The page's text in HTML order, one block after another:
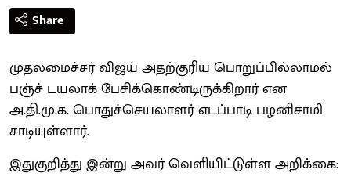
Share
முதலமைச்சர் விஜய் அதற்குரிய பொறுப்பில்லாமல்
பஞ்ச் டயலாக் பேசிக்கொண்டிருக்கிறார் என
அ.தி.மு.க. பொதுச்செயலாளர் எடப்பாடி பழனிசாமி
சாடியுள்ளார்.
இதுகுறித்து இன்று அவர் வெளியிட்டுள்ள அறிக்கை: